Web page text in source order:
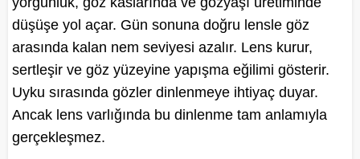
düşüşe yol açar. Gün sonuna doğru lensle göz
arasında kalan nem seviyesi azalır. Lens kurur,
sertleşir ve göz yüzeyine yapışma eğilimi gösterir.
Uyku sırasında gözler dinlenmeye ihtiyaç duyar.
Ancak lens varlığında bu dinlenme tam anlamıyla
gerçekleşmez.